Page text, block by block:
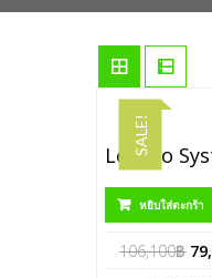
SALE!
หยิบใส่ตะกร้า
106,100฿